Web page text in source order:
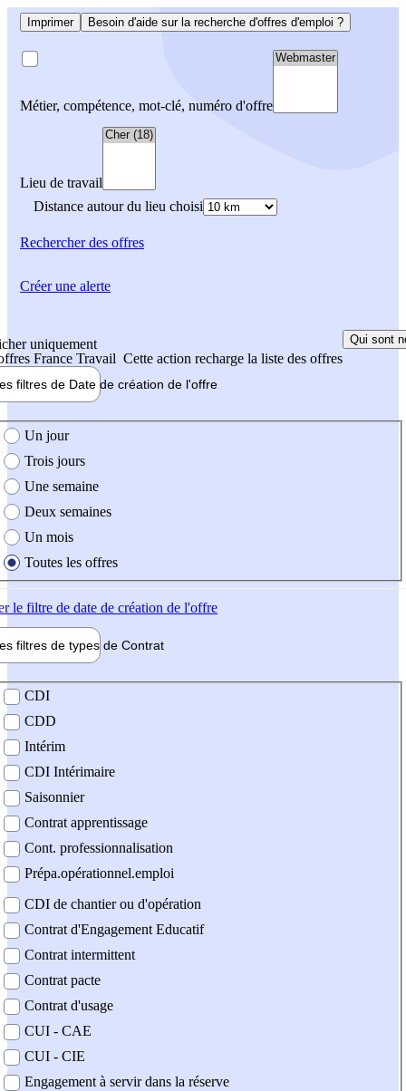
Imprimer Besoin d'aide sur la recherche d'offres d'emploi ?
Métier, compétence, mot-clé, numéro d'offre
Lieu de travail
Distance autour du lieu choisi
Rechercherdes offres
uniquement
France Travail Cette action recharge la liste des offres
Qui sont
filtres de Date de création de l'offre
création de l'offre
Un jour
Trois jours
Une semaine
Deux semaines
Un mois
Toutes les offres
le filtre de date de création de l'offre
filtres de types de Contrat
contrat
CDI
CDD
Intérim
CDI Intérimaire
Saisonnier
Contrat apprentissage
Cont. professionnalisation
Prépa.opérationnel.emploi
CDI de chantier ou d'opération
Contrat d'Engagement Educatif
Contrat intermittent
Contrat pacte
Contrat d'usage
CUI - CAE
CUI - CIE
Engagement à servir dans la réserve
Créer une alerte